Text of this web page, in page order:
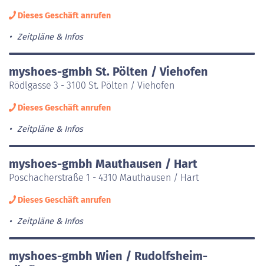
Dieses Geschäft anrufen
Zeitpläne & Infos
myshoes-gmbh St. Pölten / Viehofen
Rödlgasse 3 - 3100 St. Pölten / Viehofen
Dieses Geschäft anrufen
Zeitpläne & Infos
myshoes-gmbh Mauthausen / Hart
Poschacherstraße 1 - 4310 Mauthausen / Hart
Dieses Geschäft anrufen
Zeitpläne & Infos
myshoes-gmbh Wien / Rudolfsheim-